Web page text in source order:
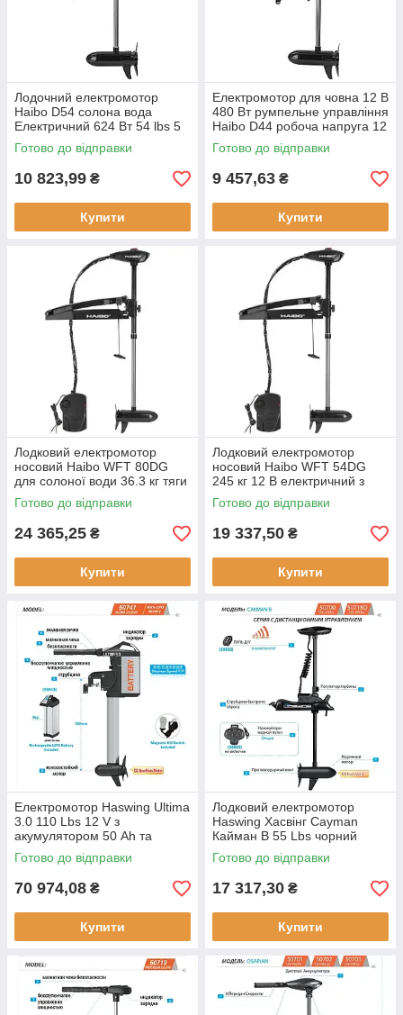
Лодочний електромотор
Haibo D54 солона вода
Електричний 624 Вт 54 lbs 5
швидкостей румпельне
управління нержавіюча сталь
Готово до відправки
10 823,99 ₴
Купити
Електромотор для човна 12 В
480 Вт румпельне управління
Haibo D44 робоча напруга 12
В тягове зусилля 20 кг
Готово до відправки
9 457,63 ₴
Купити
Лодковий електромотор
носовий Haibo WFT 80DG
для солоної води 36.3 кг тяги
24 В пульт ДУ для тролінгової
риболовлі 17 кг ваги
Готово до відправки
24 365,25 ₴
Купити
Лодковий електромотор
носовий Haibo WFT 54DG
245 кг 12 В електричний з
дистанційним керуванням
для солоних вод 16 кг
Готово до відправки
19 337,50 ₴
Купити
Електромотор Haswing Ultima
3.0 110 Lbs 12 V з
акумулятором 50 Ah та
зарядним пристроєм для
човнів 1030 Вт
Готово до відправки
70 974,08 ₴
Купити
Лодковий електромотор
Haswing Хасвінг Cayman
Кайман B 55 Lbs чорний
електричний 660 Вт
дистанційне управління 5
Готово до відправки
17 317,30 ₴
Купити